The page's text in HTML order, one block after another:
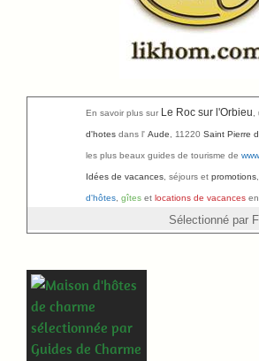
En savoir plus sur Le Roc sur l'Orbieu
d'hotes dans l' Aude , 11220 Saint Pierre
les plus beaux guides de tourisme de
Idées de vacances , séjours et promotions
d'hôtes gîtes et locations de vacances
Sélectionné par